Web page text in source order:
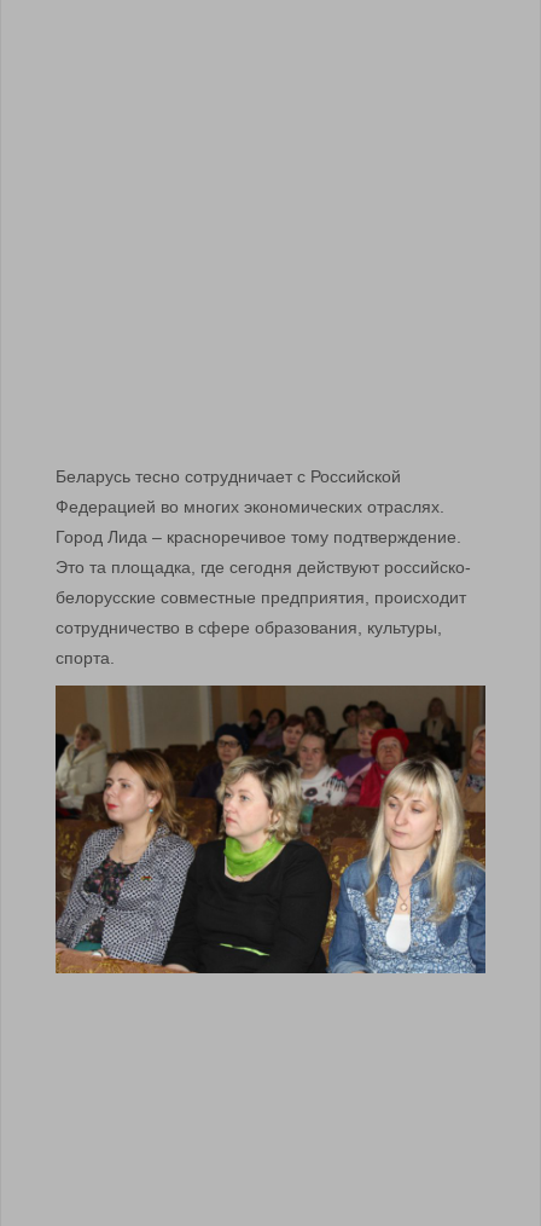
Беларусь тесно сотрудничает с Российской
Федерацией во многих экономических отраслях.
Город Лида – красноречивое тому подтверждение.
Это та площадка, где сегодня действуют российско-
белорусские совместные предприятия, происходит
сотрудничество в сфере образования, культуры,
спорта.